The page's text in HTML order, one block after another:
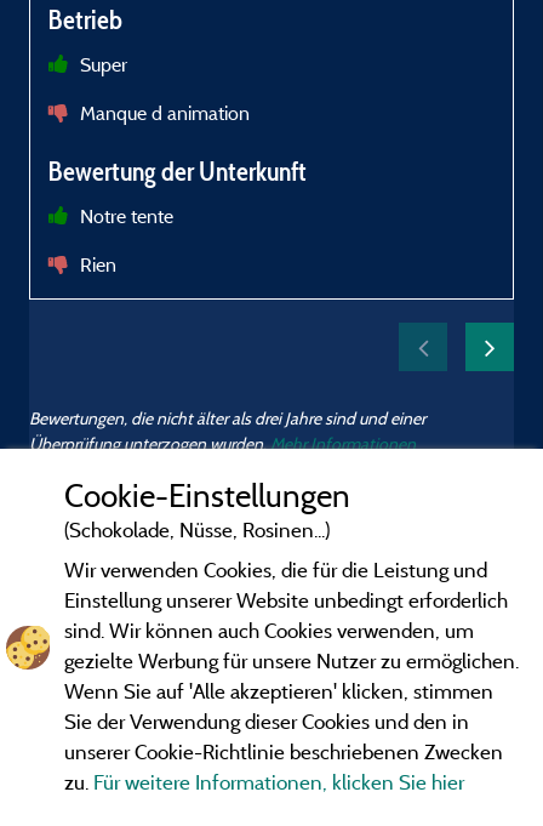
Betrieb
Super
Manque d animation
Bewertung der Unterkunft
Notre tente
Rien
Bewertungen, die nicht älter als drei Jahre sind und einer
Überprüfung unterzogen wurden.Mehr Informationen
Gesetzliche Bedingungen
Cookie-Einstellungen
(Schokolade, Nüsse, Rosinen...)
Wir verwenden Cookies, die für die Leistung und
Einstellung unserer Website unbedingt erforderlich
sind. Wir können auch Cookies verwenden, um
gezielte Werbung für unsere Nutzer zu ermöglichen.
Wenn Sie auf 'Alle akzeptieren' klicken, stimmen
Sie der Verwendung dieser Cookies und den in
unserer Cookie-Richtlinie beschriebenen Zwecken
zu. Für weitere Informationen, klicken Sie hier